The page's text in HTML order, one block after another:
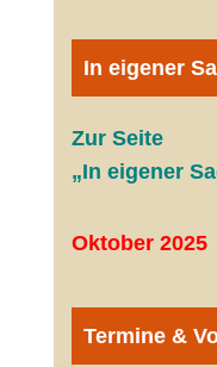
In eigener
Zur Seite
„In eigener
Oktober 2025
Termine &